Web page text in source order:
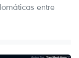
entre